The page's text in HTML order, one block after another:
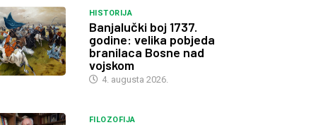
HISTORIJA
Banjalučki boj 1737.
godine: velika pobjeda
branilaca Bosne nad
vojskom
4. augusta 2026.
FILOZOFIJA